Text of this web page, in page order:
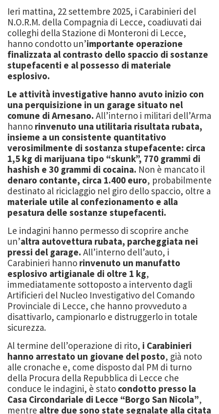
Ieri mattina, 22 settembre 2025, i Carabinieri del
N.O.R.M. della Compagnia di Lecce, coadiuvati dai
colleghi della Stazione di Monteroni di Lecce,
hanno condotto un’importante operazione
finalizzata al contrasto dello spaccio di sostanze
stupefacenti e al possesso di materiale
esplosivo.
Le attività investigative hanno avuto inizio con
una perquisizione in un garage situato nel
comune di Arnesano. All’interno i militari dell’Arma
hanno rinvenuto una utilitaria risultata rubata,
insieme a un consistente quantitativo
verosimilmente di sostanza stupefacente: circa
1,5 kg di marijuana tipo “skunk”, 770 grammi di
hashish e 30 grammi di cocaina. Non è mancato il
denaro contante, circa 1.400 euro, probabilmente
destinato al riciclaggio nel giro dello spaccio, oltre a
materiale utile al confezionamento e alla
pesatura delle sostanze stupefacenti.
Le indagini hanno permesso di scoprire anche
un’altra autovettura rubata, parcheggiata nei
pressi del garage. All’interno dell’auto, i
Carabinieri hanno rinvenuto un manufatto
esplosivo artigianale di oltre 1 kg,
immediatamente sottoposto a intervento dagli
Artificieri del Nucleo Investigativo del Comando
Provinciale di Lecce, che hanno provveduto a
disattivarlo, campionarlo e distruggerlo in totale
sicurezza.
Al termine dell’operazione di rito, i Carabinieri
hanno arrestato un giovane del posto, già noto
alle cronache e, come disposto dal PM di turno
della Procura della Repubblica di Lecce che
conduce le indagini, è stato condotto presso la
Casa Circondariale di Lecce “Borgo San Nicola”,
mentre altre due sono state segnalate alla citata